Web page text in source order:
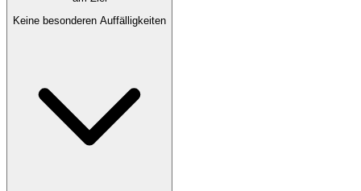
Keine besonderen Auffälligkeiten